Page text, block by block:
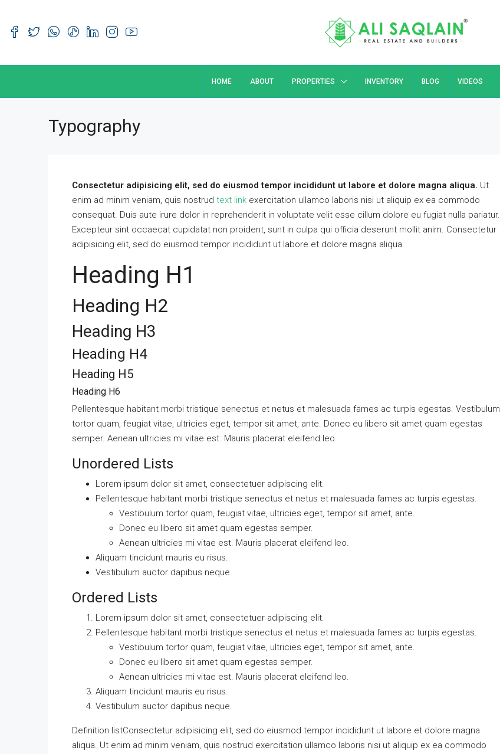
HOME ABOUT PROPERTIES INVENTORY BLOG VIDEOS
Typography
Consectetur adipisicing elit, sed do eiusmod tempor incididunt ut labore et dolore magna aliqua. Ut
enim ad minim veniam, quis nostrud text link exercitation ullamco laboris nisi ut aliquip ex ea commodo
consequat. Duis aute irure dolor in reprehenderit in voluptate velit esse cillum dolore eu fugiat nulla pariatur.
Excepteur sint occaecat cupidatat non proident, sunt in culpa qui officia deserunt mollit anim. Consectetur
adipisicing elit, sed do eiusmod tempor incididunt ut labore et dolore magna aliqua.
Heading H1
Heading H2
Heading H3
Heading H4
Heading H5
Heading H6
Pellentesque habitant morbi tristique senectus et netus et malesuada fames ac turpis egestas. Vestibulum
tortor quam, feugiat vitae, ultricies eget, tempor sit amet, ante. Donec eu libero sit amet quam egestas
semper. Aenean ultricies mi vitae est. Mauris placerat eleifend leo.
Unordered Lists
Lorem ipsum dolor sit amet, consectetuer adipiscing elit.
Pellentesque habitant morbi tristique senectus et netus et malesuada fames ac turpis egestas.
Vestibulum tortor quam, feugiat vitae, ultricies eget, tempor sit amet, ante.
Donec eu libero sit amet quam egestas semper.
Aenean ultricies mi vitae est. Mauris placerat eleifend leo.
Aliquam tincidunt mauris eu risus.
Vestibulum auctor dapibus neque.
Ordered Lists
Lorem ipsum dolor sit amet, consectetuer adipiscing elit.
Pellentesque habitant morbi tristique senectus et netus et malesuada fames ac turpis egestas.
Vestibulum tortor quam, feugiat vitae, ultricies eget, tempor sit amet, ante.
Donec eu libero sit amet quam egestas semper.
Aenean ultricies mi vitae est. Mauris placerat eleifend leo.
Aliquam tincidunt mauris eu risus.
Vestibulum auctor dapibus neque.
Definition listConsectetur adipisicing elit, sed do eiusmod tempor incididunt ut labore et dolore magna
aliqua. Ut enim ad minim veniam, quis nostrud exercitation ullamco laboris nisi ut aliquip ex ea commodo